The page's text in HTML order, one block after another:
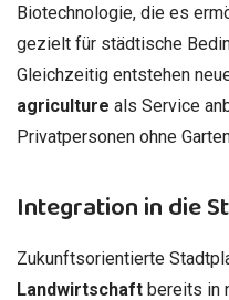
Biotechnologie, die es
gezielt für städtische
Gleichzeitig entstehen
agriculture als Service
Privatpersonen ohne
Integration in die
Zukunftsorientierte
Landwirtschaft bereits in